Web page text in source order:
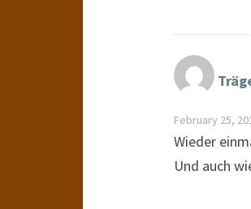
February 25,
Wieder
Und auch